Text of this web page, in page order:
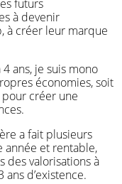
futurs
à devenir
à créer leur marque
ans, je suis mono
économies, soit
pour créer une
a fait plusieurs
année et rentable,
des valorisations à
d’existence.